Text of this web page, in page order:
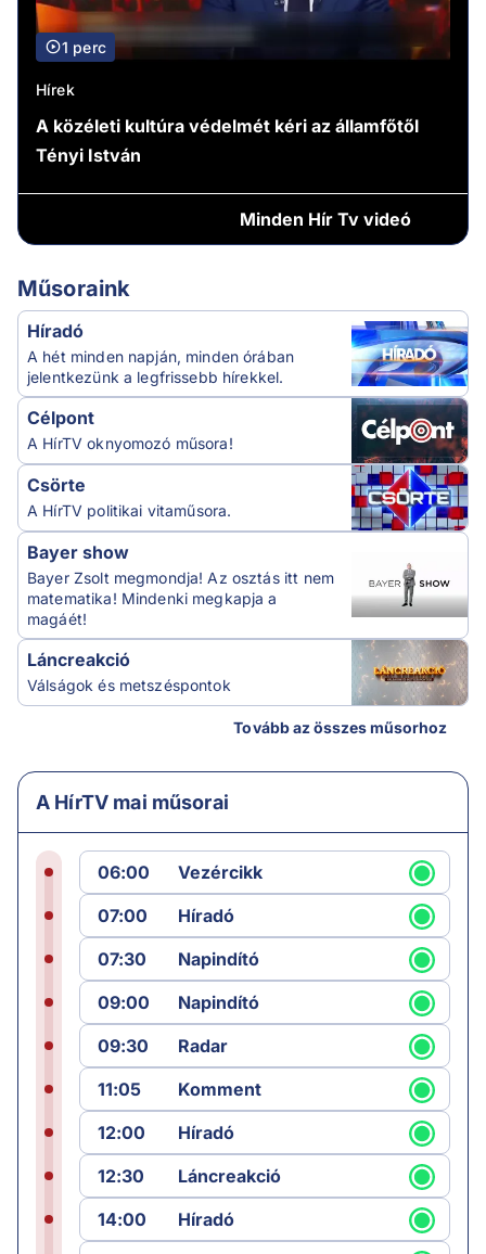
1 perc
Hírek
A közéleti kultúra védelmét kéri az államfőtől
Tényi István
Minden Hír Tv videó
Műsoraink
Híradó
A hét minden napján, minden órában
jelentkezünk a legfrissebb hírekkel.
Célpont
A HírTV oknyomozó műsora!
Csörte
A HírTV politikai vitaműsora.
Bayer show
Bayer Zsolt megmondja! Az osztás itt nem
matematika! Mindenki megkapja a
magáét!
Láncreakció
Válságok és metszéspontok
Tovább az összes műsorhoz
A HírTV mai műsorai
06:00
Vezércikk
07:00
Híradó
07:30
Napindító
09:00
Napindító
09:30
Radar
11:05
Komment
12:00
Híradó
12:30
Láncreakció
14:00
Híradó